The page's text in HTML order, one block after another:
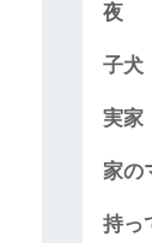
夜
子犬
実家
家の
持っ